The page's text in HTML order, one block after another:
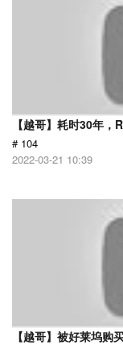
【越哥】耗时30年，
# 104
2022-03-21 10:39
【越哥】被好莱坞购